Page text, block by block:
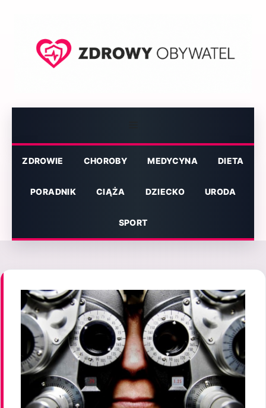
ZDROWIE CHOROBY MEDYCYNA DIETA
PORADNIK CIĄŻA DZIECKO URODA
SPORT